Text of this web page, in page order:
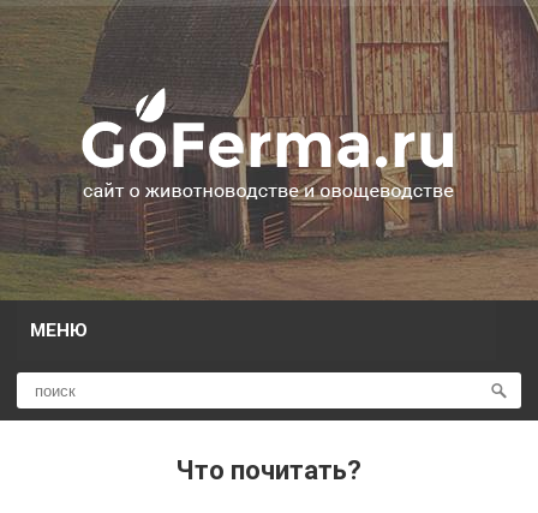
МЕНЮ
Что почитать?